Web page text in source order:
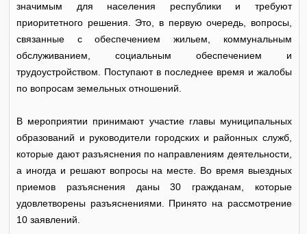
значимым для населения республики и требуют
приоритетного решения. Это, в первую очередь, вопросы,
связанные с обеспечением жильем, коммунальным
обслуживанием, социальным обеспечением и
трудоустройством. Поступают в последнее время и жалобы
по вопросам земельных отношений.
В мероприятии принимают участие главы муниципальных
образований и руководители городских и районных служб,
которые дают разъяснения по направлениям деятельности,
а иногда и решают вопросы на месте. Во время выездных
приемов разъяснения даны 30 гражданам, которые
удовлетворены разъяснениями. Принято на рассмотрение
10 заявлений.